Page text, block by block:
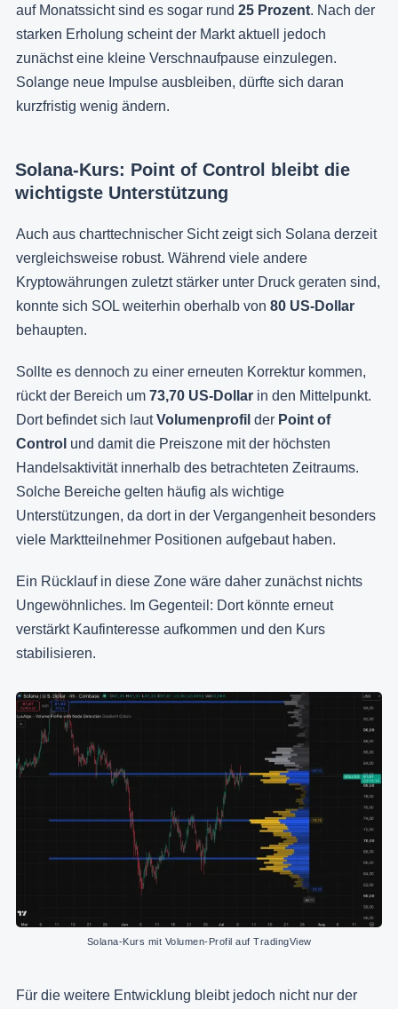
auf Monatssicht sind es sogar rund 25 Prozent. Nach der
starken Erholung scheint der Markt aktuell jedoch
zunächst eine kleine Verschnaufpause einzulegen.
Solange neue Impulse ausbleiben, dürfte sich daran
kurzfristig wenig ändern.
Solana-Kurs: Point of Control bleibt die
wichtigste Unterstützung
Auch aus charttechnischer Sicht zeigt sich Solana derzeit
vergleichsweise robust. Während viele andere
Kryptowährungen zuletzt stärker unter Druck geraten sind,
konnte sich SOL weiterhin oberhalb von 80 US-Dollar
behaupten.
Sollte es dennoch zu einer erneuten Korrektur kommen,
rückt der Bereich um 73,70 US-Dollar in den Mittelpunkt.
Dort befindet sich lautVolumenprofil der Point of
Control und damit die Preiszone mit der höchsten
Handelsaktivität innerhalb des betrachteten Zeitraums.
Solche Bereiche gelten häufig als wichtige
Unterstützungen, da dort in der Vergangenheit besonders
viele Marktteilnehmer Positionen aufgebaut haben.
Ein Rücklauf in diese Zone wäre daher zunächst nichts
Ungewöhnliches. Im Gegenteil: Dort könnte erneut
verstärkt Kaufinteresse aufkommen und den Kurs
stabilisieren.
Solana-Kurs mit Volumen-Profil auf TradingView
Für die weitere Entwicklung bleibt jedoch nicht nur der